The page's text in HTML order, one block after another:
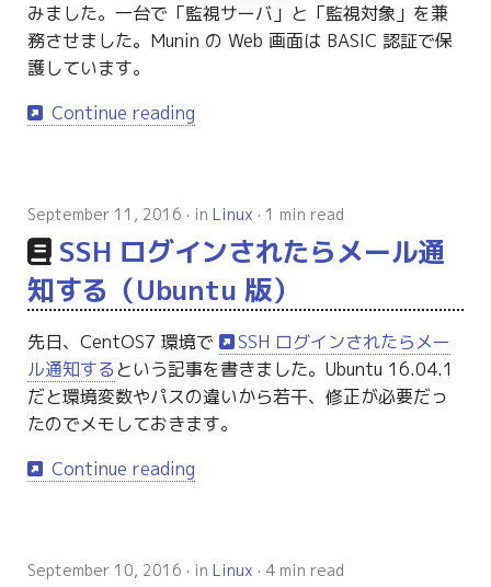
みました。一台で「監視サーバ」と「監視対象」を兼
務させました。Munin の Web 画面は BASIC 認証で保
護しています。
Continue reading
September 11, 2016 in Linux 1 min read
SSH ログインされたらメール通
知する（Ubuntu 版）
先日、CentOS7 環境で
SSH ログインされたらメー
ル通知するという記事を書きました。Ubuntu 16.04.1
だと環境変数やパスの違いから若干、修正が必要だっ
たのでメモしておきます。
Continue reading
September 10, 2016 in Linux 4 min read